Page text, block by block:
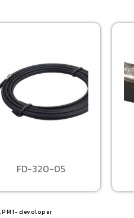
FD-320-05
devoloper​